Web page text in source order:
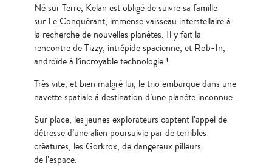
Né sur Terre, Kelan est obligé de suivre sa famille
sur Le Conquérant, immense vaisseau interstellaire à
la recherche de nouvelles planètes. Il y fait la
rencontre de Tizzy, intrépide spacienne, et Rob-In,
androïde à l’incroyable technologie !
Très vite, et bien malgré lui, le trio embarque dans une
navette spatiale à destination d’une planète inconnue.
Sur place, les jeunes explorateurs captent l’appel de
détresse d’une alien poursuivie par de terribles
créatures, les Gorkrox, de dangereux pilleurs
de l’espace.